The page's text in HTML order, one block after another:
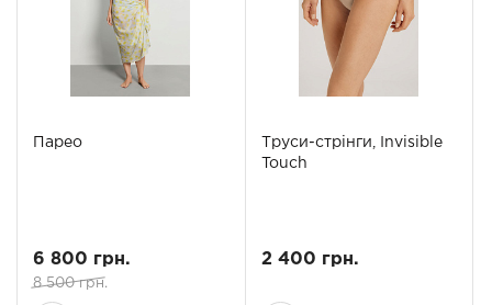
Парео
6 800 грн.
8 500 грн.
Труси-стрінги, Invisible
Touch
2 400 грн.